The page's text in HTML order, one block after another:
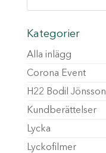
Kategorier
Alla inlägg
Corona Event
H22 Bodil Jönsson
Kundberättelser
Lycka
Lyckofilmer